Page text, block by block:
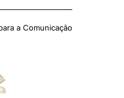
a Comunicação